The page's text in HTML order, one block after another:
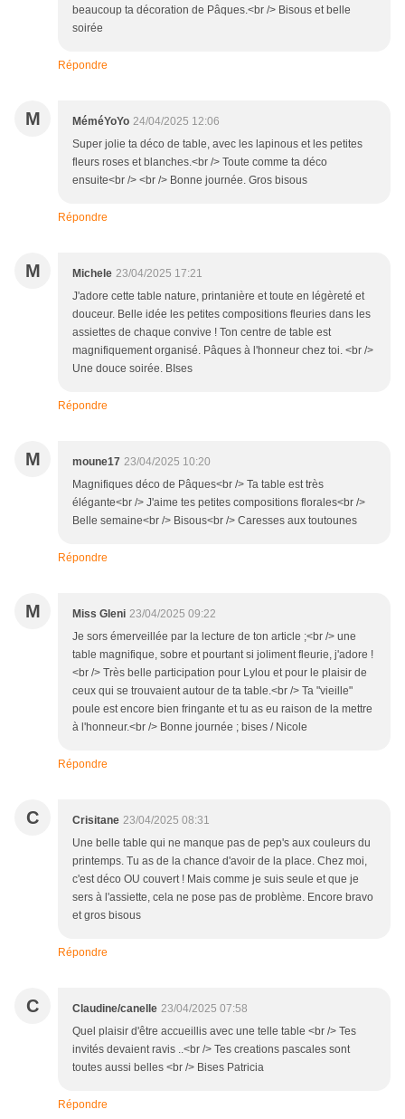
beaucoup ta décoration de Pâques.<br /> Bisous et belle
soirée
Répondre
M MéméYoYo 24/04/2025 12:06
Super jolie ta déco de table, avec les lapinous et les petites
fleurs roses et blanches.<br /> Toute comme ta déco
ensuite<br /> <br /> Bonne journée. Gros bisous
Répondre
M Michele 23/04/2025 17:21
J'adore cette table nature, printanière et toute en légèreté et
douceur. Belle idée les petites compositions fleuries dans les
assiettes de chaque convive ! Ton centre de table est
magnifiquement organisé. Pâques à l'honneur chez toi. <br />
Une douce soirée. BIses
Répondre
M moune17 23/04/2025 10:20
Magnifiques déco de Pâques<br /> Ta table est très
élégante<br /> J'aime tes petites compositions florales<br />
Belle semaine<br /> Bisous<br /> Caresses aux toutounes
Répondre
M Miss Gleni 23/04/2025 09:22
Je sors émerveillée par la lecture de ton article ;<br /> une
table magnifique, sobre et pourtant si joliment fleurie, j'adore !
<br /> Très belle participation pour Lylou et pour le plaisir de
ceux qui se trouvaient autour de ta table.<br /> Ta "vieille"
poule est encore bien fringante et tu as eu raison de la mettre
à l'honneur.<br /> Bonne journée ; bises / Nicole
Répondre
C Crisitane 23/04/2025 08:31
Une belle table qui ne manque pas de pep's aux couleurs du
printemps. Tu as de la chance d'avoir de la place. Chez moi,
c'est déco OU couvert ! Mais comme je suis seule et que je
sers à l'assiette, cela ne pose pas de problème. Encore bravo
et gros bisous
Répondre
C Claudine/canelle 23/04/2025 07:58
Quel plaisir d'être accueillis avec une telle table <br /> Tes
invités devaient ravis ..<br /> Tes creations pascales sont
toutes aussi belles <br /> Bises Patricia
Répondre